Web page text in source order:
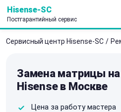
Hisense-SC
Постгарантийный сервис
Сервисный центр Hisense-SC /
Замена матрицы
Hisense в Москве
Цена за работу мастера